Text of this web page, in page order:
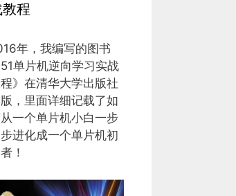
程
年，我编写的图书
51单片机逆向学习实战
》在清华大学出版社
，里面详细记载了如
一个单片机小白一步
进化成一个单片机初
！